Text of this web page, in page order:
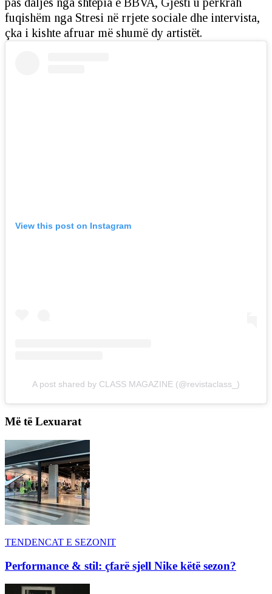
fuqishëm nga Stresi në rrjete sociale dhe intervista,
çka i kishte afruar më shumë dy artistët.
View this post on Instagram
A post shared by CLASS MAGAZINE (@revistaclass_)
Më të Lexuarat
TENDENCAT E SEZONIT
Performance & stil: çfarë sjell Nike këtë sezon?